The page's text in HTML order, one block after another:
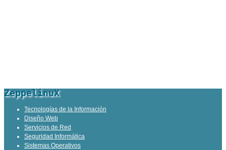
ZeppelinuX
Tecnologías de la Información
Diseño Web
Servicios de Red
Seguridad Informática
Sistemas Operativos